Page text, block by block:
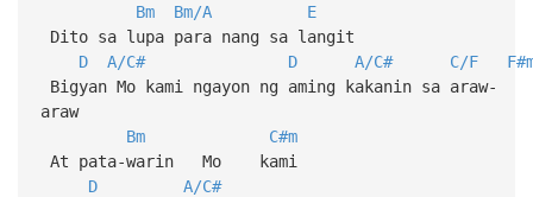
Bm
Bm/A
E
Dito sa lupa para nang sa langit
D
A/C# D A/C# C/F
Bigyan Mo kami ngayon ng aming kakanin sa araw-
araw
Bm
C#m
At pata-warin Mo kami
D
A/C#